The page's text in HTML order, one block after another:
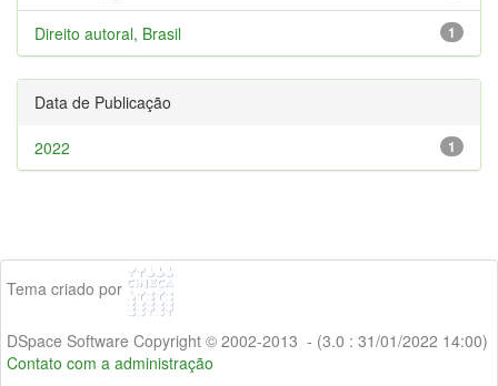
1
Direito autoral, Brasil
Data de Publicação
1
2022
Tema criado por
DSpace Software Copyright © 2002-2013 - (3.0 : 31/01/2022 14:00)
Contato com a administração